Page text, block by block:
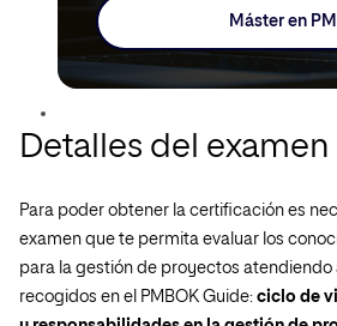
Máster en
Detalles del examen
Para poder obtener la certificación es
examen que te permita evaluar los
para la gestión de proyectos atendiendo
recogidos en el PMBOK Guide: ciclo de